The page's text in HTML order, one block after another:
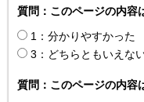
質問：このページの内容
1：分かりやすかった
3：どちらともいえな
質問：このページの内容